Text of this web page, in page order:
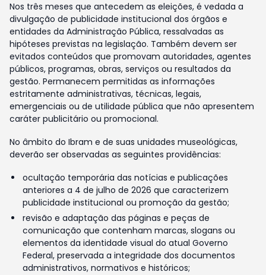
Nos três meses que antecedem as eleições, é vedada a
divulgação de publicidade institucional dos órgãos e
entidades da Administração Pública, ressalvadas as
hipóteses previstas na legislação. Também devem ser
evitados conteúdos que promovam autoridades, agentes
públicos, programas, obras, serviços ou resultados da
gestão. Permanecem permitidas as informações
estritamente administrativas, técnicas, legais,
emergenciais ou de utilidade pública que não apresentem
caráter publicitário ou promocional.
No âmbito do Ibram e de suas unidades museológicas,
deverão ser observadas as seguintes providências:
ocultação temporária das notícias e publicações
anteriores a 4 de julho de 2026 que caracterizem
publicidade institucional ou promoção da gestão;
revisão e adaptação das páginas e peças de
comunicação que contenham marcas, slogans ou
elementos da identidade visual do atual Governo
Federal, preservada a integridade dos documentos
administrativos, normativos e históricos;